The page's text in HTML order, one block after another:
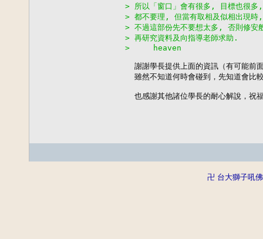
> 所以「窗口」會有很多, 目標也很
> 都不要理, 但當有取相及似相出現
> 不過這部份先不要想太多, 否則修安
> 再研究資料及向指導老師求助.
>     heaven
謝謝學長提供上面的資訊（有可能前
雖然不知道何時會碰到，先知道會比
也感謝其他諸位學長的耐心解說，祝
卍 台大獅子吼